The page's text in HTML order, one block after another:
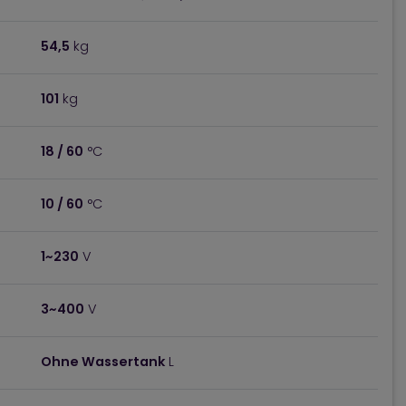
54,5 kg
101 kg
18 / 60 °C
10 / 60 °C
1~230 V
3~400 V
Ohne Wassertank L